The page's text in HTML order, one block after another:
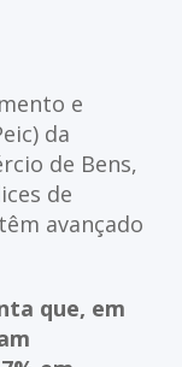
e
da
de Bens,
de
avançado
que, em